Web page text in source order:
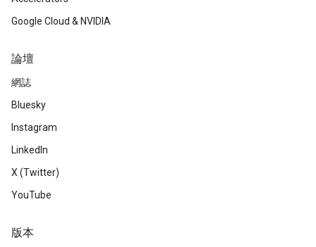
Google Cloud & NVIDIA
論壇
網誌
Bluesky
Instagram
LinkedIn
X (Twitter)
YouTube
版本